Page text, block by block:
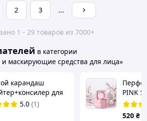
2 3 ...
1 - 29 товаров из 7000+
в категории
маскирующие средства для лица»
карандаш
для
Dual Ended Brow
ULTAbeauty
5.0 (1)
PINK
520 ₴